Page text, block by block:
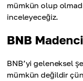
mümkün olup
inceleyeceğiz.
BNB
BNB’yi geleneksel
mümkün değildir